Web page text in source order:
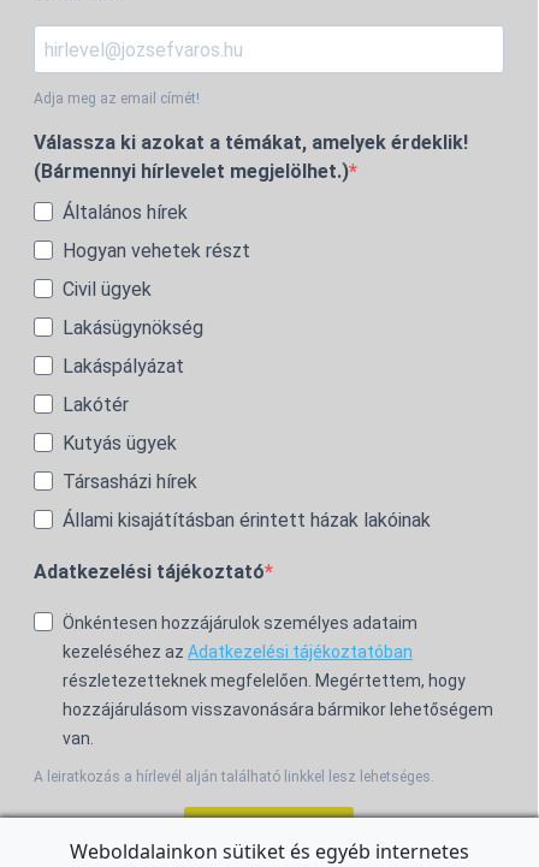
Adja meg az email címét!
Válassza ki azokat a témákat, amelyek érdeklik!
(Bármennyi hírlevelet megjelölhet.)
Általános hírek
Hogyan vehetek részt
Civil ügyek
Lakásügynökség
Lakáspályázat
Lakótér
Kutyás ügyek
Társasházi hírek
Állami kisajátításban érintett házak lakóinak
Adatkezelési tájékoztató
Önkéntesen hozzájárulok személyes adataim
kezeléséhez az Adatkezelési tájékoztatóban
részletezetteknek megfelelően. Megértettem, hogy
hozzájárulásom visszavonására bármikor lehetőségem
van.
A leiratkozás a hírlevél alján található linkkel lesz lehetséges.
Weboldalainkon sütiket és egyéb internetes